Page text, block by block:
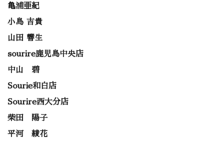
亀浦亜紀
小島 吉貴
山田 響生
sourire鹿児島中央店
中山 碧
Sourie和白店
Sourire西大分店
柴田 陽子
平河 綾花